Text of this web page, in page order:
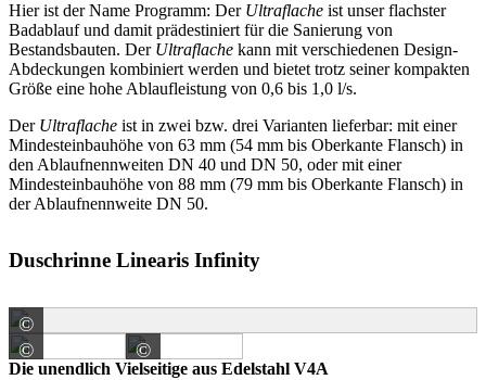
Hier ist der Name Programm: Der Ultraflache ist unser flachster
Badablauf und damit prädestiniert für die Sanierung von
Bestandsbauten. Der Ultraflache kann mit verschiedenen Design-
Abdeckungen kombiniert werden und bietet trotz seiner kompakten
Größe eine hohe Ablaufleistung von 0,6 bis 1,0 l/s.
Der Ultraflache ist in zwei bzw. drei Varianten lieferbar: mit einer
Mindesteinbauhöhe von 63 mm (54 mm bis Oberkante Flansch) in
den Ablaufnennweiten DN 40 und DN 50, oder mit einer
Mindesteinbauhöhe von 88 mm (79 mm bis Oberkante Flansch) in
der Ablaufnennweite DN 50.
Duschrinne Linearis Infinity
©
© KESSEL SE + Co. KG
©
Die unendlich Vielseitige aus Edelstahl V4A